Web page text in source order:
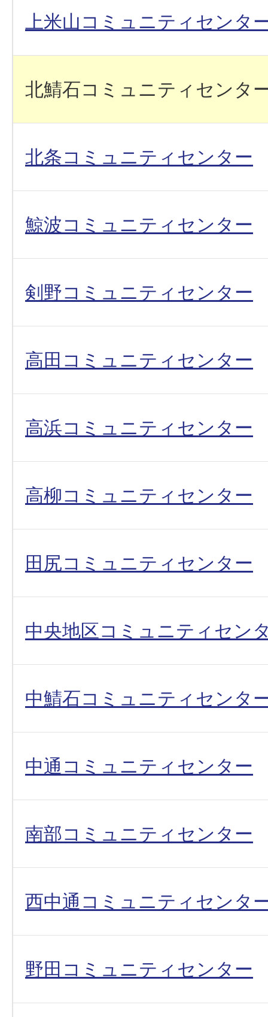
上米山コミュニティセンタ
北鯖石コミュニティセンタ
北条コミュニティセンター
鯨波コミュニティセンター
剣野コミュニティセンター
高田コミュニティセンター
高浜コミュニティセンター
高柳コミュニティセンター
田尻コミュニティセンター
中央地区コミュニティセン
中鯖石コミュニティセンタ
中通コミュニティセンター
南部コミュニティセンター
西中通コミュニティセンタ
野田コミュニティセンター